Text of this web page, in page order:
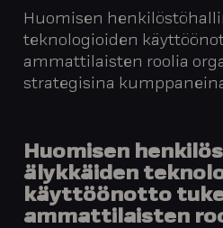
Huomisen
teknologioiden
ammattilaisten roolia
strategisina
Huomisen
älykkäiden
käyttöönotto
ammattilaisten